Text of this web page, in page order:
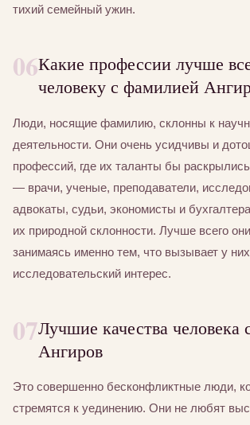
тихий семейный ужин.
06Какие профессии лучше
человеку с фамилией
Люди, носящие фамилию, склонны к
деятельности. Они очень усидчивы и
профессий, где их таланты бы
— врачи, ученые, преподаватели,
адвокаты, судьи, экономисты и
их природной склонности. Лучше всего
занимаясь именно тем, что вызывает у них
исследовательский интерес.
07Лучшие качества человека
Ангиров
Это совершенно бесконфликтные люди,
стремятся к уединению. Они не любят